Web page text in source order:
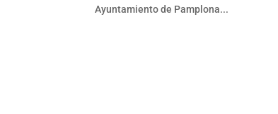
Ayuntamiento de Pamplona...